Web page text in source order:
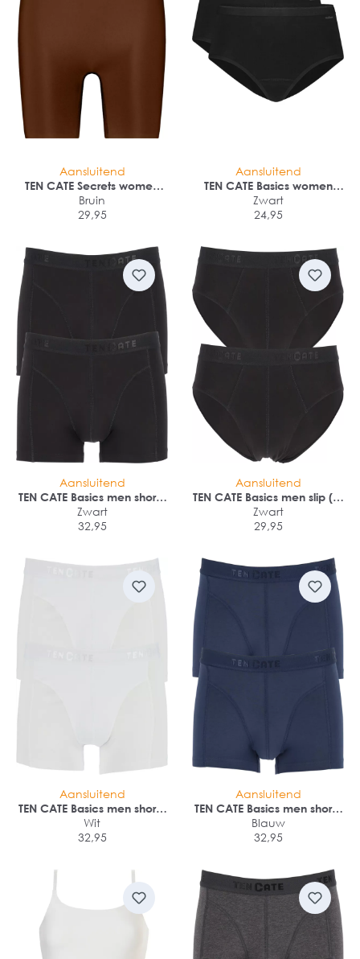
Aansluitend
TEN CATE Secrets women
high waist long shorts (1-
pack)
Bruin
29,95
Aansluitend
TEN CATE Basics women
midi (2-pack)
Zwart
24,95
Aansluitend
TEN CATE Basics men shorty
(2-pack)
Zwart
32,95
Aansluitend
TEN CATE Basics men slip (2-
pack)
Zwart
29,95
Aansluitend
TEN CATE Basics men shorty
(2-pack)
Wit
32,95
Aansluitend
TEN CATE Basics men shorty
(2-pack)
Blauw
32,95